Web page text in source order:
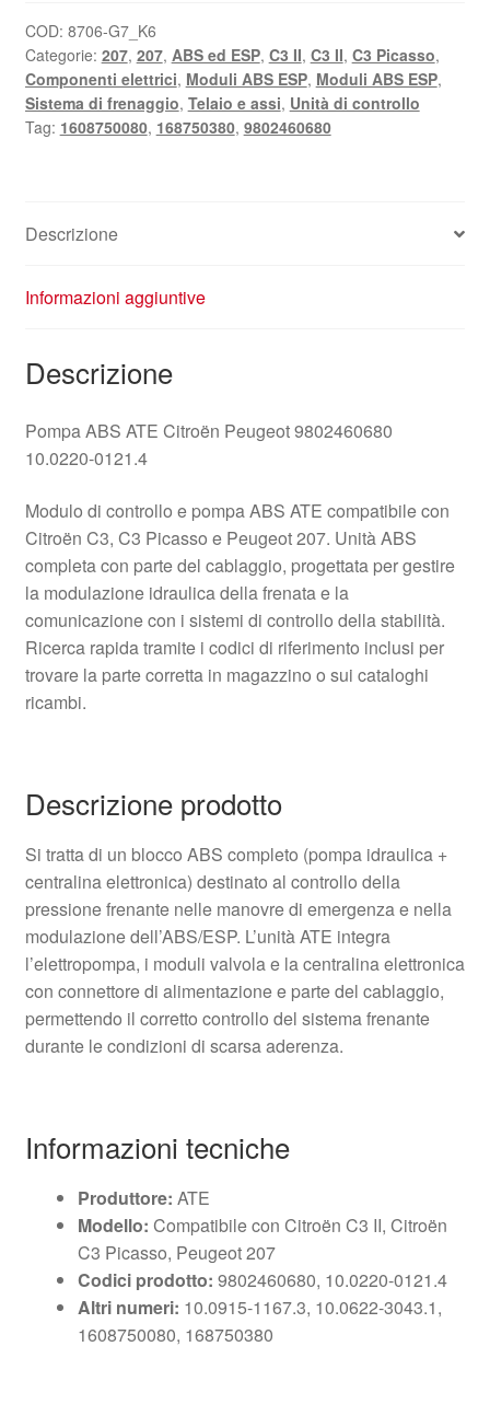
Peugeot
9802460680
10.0220-
0121.4
quantità
COD: 8706-G7_K6
Categorie: 207, 207, ABS ed ESP, C3 II, C3 II, C3 Picasso,
Componenti elettrici, Moduli ABS ESP, Moduli ABS ESP,
Sistema di frenaggio, Telaio e assi, Unità di controllo
Tag: 1608750080, 168750380, 9802460680
Descrizione
Informazioni aggiuntive
Descrizione
Pompa ABS ATE Citroën Peugeot 9802460680
10.0220-0121.4
Modulo di controllo e pompa ABS ATE compatibile con
Citroën C3, C3 Picasso e Peugeot 207. Unità ABS
completa con parte del cablaggio, progettata per gestire
la modulazione idraulica della frenata e la
comunicazione con i sistemi di controllo della stabilità.
Ricerca rapida tramite i codici di riferimento inclusi per
trovare la parte corretta in magazzino o sui cataloghi
ricambi.
Descrizione prodotto
Si tratta di un blocco ABS completo (pompa idraulica +
centralina elettronica) destinato al controllo della
pressione frenante nelle manovre di emergenza e nella
modulazione dell’ABS/ESP. L’unità ATE integra
l’elettropompa, i moduli valvola e la centralina elettronica
con connettore di alimentazione e parte del cablaggio,
permettendo il corretto controllo del sistema frenante
durante le condizioni di scarsa aderenza.
Informazioni tecniche
Produttore: ATE
Modello: Compatibile con Citroën C3 II, Citroën
C3 Picasso, Peugeot 207
Codici prodotto: 9802460680, 10.0220-0121.4
Altri numeri: 10.0915-1167.3, 10.0622-3043.1,
1608750080, 168750380